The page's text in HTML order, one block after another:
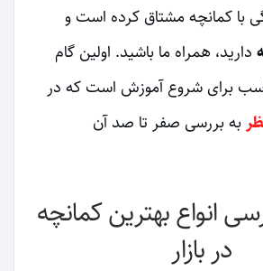
با کمانچه مشتاق کرده است و
دارید، همراه ما باشید. اولین گام
برای شروع آموزش است که در
به بررسی صفر تا صد آن
انواع بهترین کمانچه
در بازار